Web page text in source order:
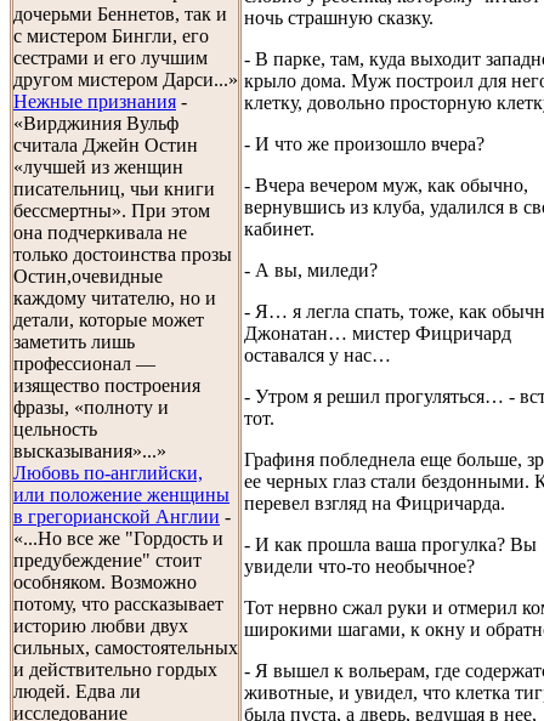
дочерьми Беннетов, так и
с мистером Бингли, его
сестрами и его лучшим
другом мистером Дарси...»
Нежные признания -
«Вирджиния Вульф
считала Джейн Остин
«лучшей из женщин
писательниц, чьи книги
бессмертны». При этом
она подчеркивала не
только достоинства прозы
Остин,очевидные
каждому читателю, но и
детали, которые может
заметить лишь
профессионал —
изящество построения
фразы, «полноту и
цельность
высказывания»...»
Любовь по-английски,
или положение женщины
в грегорианской Англии -
«...Но все же "Гордость и
предубеждение" стоит
особняком. Возможно
потому, что рассказывает
историю любви двух
сильных, самостоятельных
и действительно гордых
людей. Едва ли
исследование
ночь страшную сказку.
- В парке, там, куда выходит
крыло дома. Муж построил для
клетку, довольно просторную
- И что же произошло вчера?
- Вчера вечером муж, как обычно,
вернувшись из клуба, удалился в
кабинет.
- А вы, миледи?
- Я… я легла спать, тоже, как
Джонатан… мистер Фицричард
оставался у нас…
- Утром я решил прогуляться… -
тот.
Графиня побледнела еще больше,
ее черных глаз стали бездонными.
перевел взгляд на Фицричарда.
- И как прошла ваша прогулка? Вы
увидели что-то необычное?
Тот нервно сжал руки и отмерил
широкими шагами, к окну и
- Я вышел к вольерам, где
животные, и увидел, что клетка
была пуста, а дверь, ведущая в нее,